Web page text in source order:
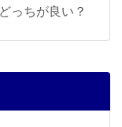
っちが良い？